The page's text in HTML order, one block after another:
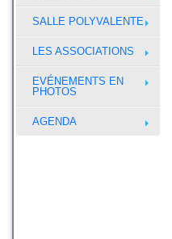
SALLE POLYVALENTE
LES ASSOCIATIONS
EVÉNEMENTS EN
PHOTOS
AGENDA